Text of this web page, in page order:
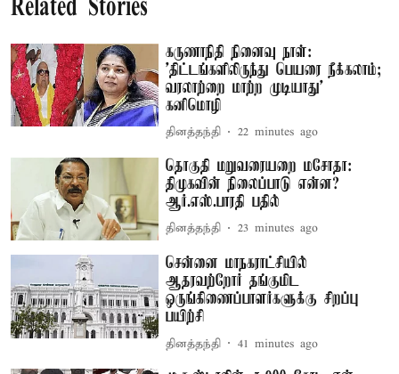
Related Stories
கருணாநிதி நினைவு நாள்:
'திட்டங்களிலிருந்து பெயரை நீக்கலாம்;
வரலாற்றை மாற்ற முடியாது' –
கனிமொழி
தினத்தந்தி 22 minutes ago
தொகுதி மறுவரையறை மசோதா:
திமுகவின் நிலைப்பாடு என்ன?
ஆர்.எஸ்.பாரதி பதில்
தினத்தந்தி 23 minutes ago
சென்னை மாநகராட்சியில்
ஆதரவற்றோர் தங்குமிட
ஒருங்கிணைப்பாளர்களுக்கு சிறப்பு
பயிற்சி
தினத்தந்தி 41 minutes ago